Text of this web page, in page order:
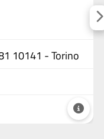
10141 - Torino